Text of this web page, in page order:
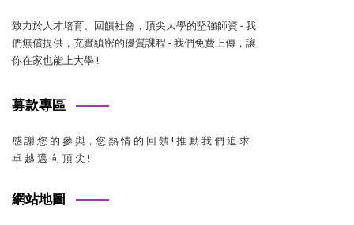
致力於人才培育、回饋社會，頂尖大學的堅強師資 - 我
們無償提供，充實縝密的優質課程 - 我們免費上傳，讓
你在家也能上大學 !
募款專區
感 謝 您 的 參 與，您 熱 情 的 回 饋 ! 推 動 我 們 追 求
卓 越 邁 向 頂 尖 !
網站地圖